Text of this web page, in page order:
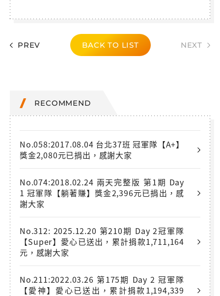
PREV BACK TO LIST NEXT
RECOMMEND
No.058:2017.08.04 台北37班 冠軍隊【A+】
獎金2,080元已捐出，感謝大家
No.074:2018.02.24 兩天完整版 第1期 Day
1 冠軍隊【躺著賺】獎金2,396元已捐出，感
謝大家
No.312: 2025.12.20 第210期 Day 2冠軍隊
【Super】愛心已送出，累計捐款1,711,164
元，感謝大家
No.211:2022.03.26 第175期 Day 2 冠軍隊
【愛神】愛心已送出，累計捐款1,194,339